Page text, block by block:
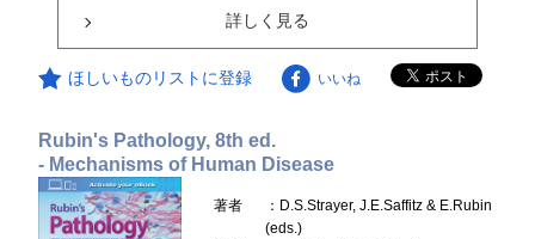
詳しく見る
ほしいものリストに登録 いいね
Rubin's Pathology, 8th ed.
- Mechanisms of Human Disease
著者
：D.S.Strayer, J.E.Saffitz & E.Rubin
(eds.)